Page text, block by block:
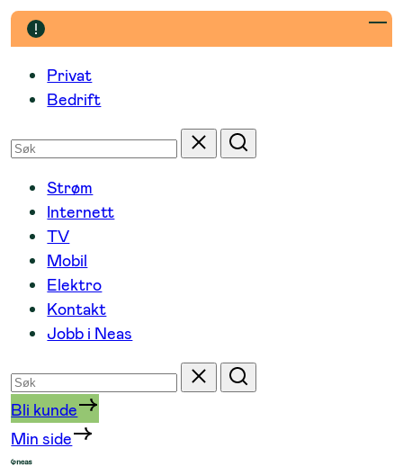
Hopp
til
innholdPrivat
Bedrift
Søk
etter
Tilbakestill
Søk
Strøm
Internett
TV
Mobil
Elektro
Kontakt
Jobb i Neas
Søk
etter
Tilbakestill
Søk
Bli kunde
Min side